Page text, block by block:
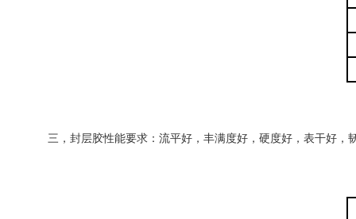
三，封层胶性能要求：流平好，丰满度好，硬度好，表干好，